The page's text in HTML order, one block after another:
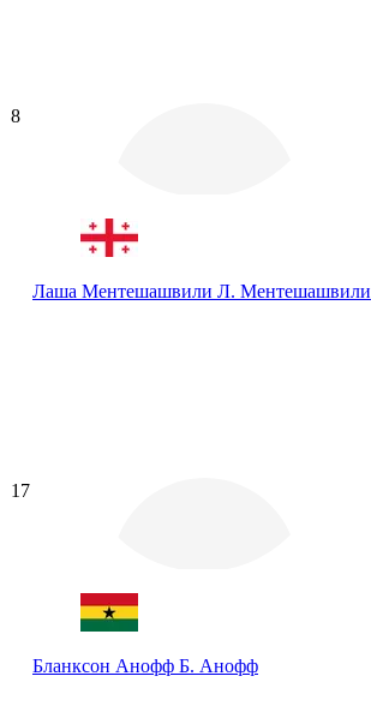
8
Лаша Ментешашвили Л. Ментешашвили
17
Бланксон Анофф Б. Анофф